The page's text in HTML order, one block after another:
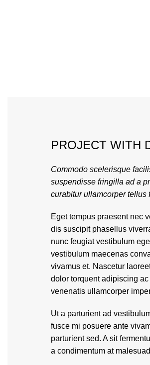
PROJECT WITH
Commodo scelerisque
suspendisse fringilla ad a
curabitur ullamcorper tellus
Eget tempus praesent nec
dis suscipit phasellus
nunc feugiat vestibulum
vestibulum maecenas
vivamus et. Nascetur
dolor torquent adipiscing
venenatis ullamcorper
Ut a parturient ad
fusce mi posuere ante
parturient sed. A sit
a condimentum at